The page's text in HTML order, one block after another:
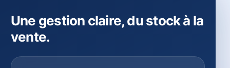
Une gestion claire, du stock à la
vente.